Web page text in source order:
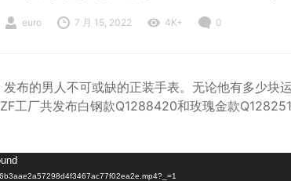
euro 7 月 15, 2022 4K+ 0
布的男人不可或缺的正装手表。无论他有多少块
工厂共发布白钢款Q1288420和玫瑰金款